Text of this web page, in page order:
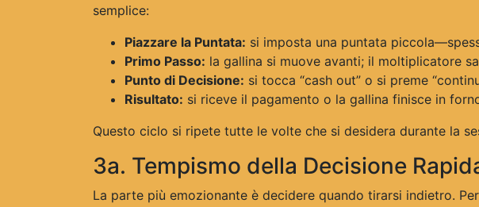
semplice:
Piazzare la Puntata: si imposta una puntata
Primo Passo: la gallina si muove avanti; il moltiplicatore
Punto di Decisione: si tocca “cash out” o si preme
Risultato: si riceve il pagamento o la gallina finisce in
Questo ciclo si ripete tutte le volte che si desidera durante la
3a. Tempismo della Decisione
La parte più emozionante è decidere quando tirarsi indietro.